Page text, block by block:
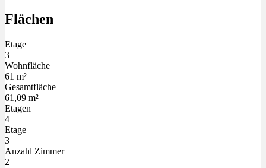
Flächen
Etage
3
Wohnfläche
61 m²
Gesamtfläche
61,09 m²
Etagen
4
Etage
3
Anzahl Zimmer
2